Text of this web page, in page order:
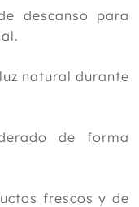
descanso para
natural durante
de forma
frescos y de